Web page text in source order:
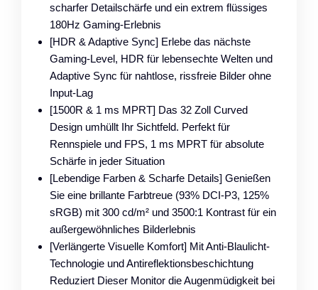
scharfer Detailschärfe und ein extrem flüssiges
180Hz Gaming-Erlebnis
[HDR & Adaptive Sync] Erlebe das nächste
Gaming-Level, HDR für lebensechte Welten und
Adaptive Sync für nahtlose, rissfreie Bilder ohne
Input-Lag
[1500R & 1 ms MPRT] Das 32 Zoll Curved
Design umhüllt Ihr Sichtfeld. Perfekt für
Rennspiele und FPS, 1 ms MPRT für absolute
Schärfe in jeder Situation
[Lebendige Farben & Scharfe Details] Genießen
Sie eine brillante Farbtreue (93% DCI-P3, 125%
sRGB) mit 300 cd/m² und 3500:1 Kontrast für ein
außergewöhnliches Bilderlebnis
[Verlängerte Visuelle Komfort] Mit Anti-Blaulicht-
Technologie und Antireflektionsbeschichtung
Reduziert Dieser Monitor die Augenmüdigkeit bei